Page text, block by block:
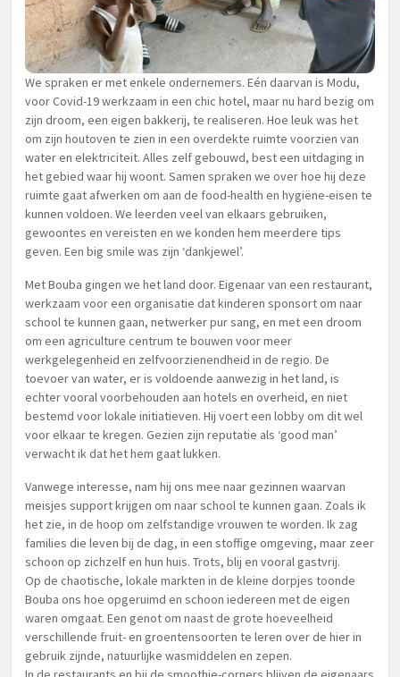
We spraken er met enkele ondernemers. Eén daarvan is Modu,
voor Covid-19 werkzaam in een chic hotel, maar nu hard bezig om
zijn droom, een eigen bakkerij, te realiseren. Hoe leuk was het
om zijn houtoven te zien in een overdekte ruimte voorzien van
water en elektriciteit. Alles zelf gebouwd, best een uitdaging in
het gebied waar hij woont. Samen spraken we over hoe hij deze
ruimte gaat afwerken om aan de food-health en hygiëne-eisen te
kunnen voldoen. We leerden veel van elkaars gebruiken,
gewoontes en vereisten en we konden hem meerdere tips
geven. Een big smile was zijn ‘dankjewel’.
Met Bouba gingen we het land door. Eigenaar van een restaurant,
werkzaam voor een organisatie dat kinderen sponsort om naar
school te kunnen gaan, netwerker pur sang, en met een droom
om een agriculture centrum te bouwen voor meer
werkgelegenheid en zelfvoorzienendheid in de regio. De
toevoer van water, er is voldoende aanwezig in het land, is
echter vooral voorbehouden aan hotels en overheid, en niet
bestemd voor lokale initiatieven. Hij voert een lobby om dit wel
voor elkaar te kregen. Gezien zijn reputatie als ‘good man’
verwacht ik dat het hem gaat lukken.
Vanwege interesse, nam hij ons mee naar gezinnen waarvan
meisjes support krijgen om naar school te kunnen gaan. Zoals ik
het zie, in de hoop om zelfstandige vrouwen te worden. Ik zag
families die leven bij de dag, in een stoffige omgeving, maar zeer
schoon op zichzelf en hun huis. Trots, blij en vooral gastvrij.
Op de chaotische, lokale markten in de kleine dorpjes toonde
Bouba ons hoe opgeruimd en schoon iedereen met de eigen
waren omgaat. Een genot om naast de grote hoeveelheid
verschillende fruit- en groentensoorten te leren over de hier in
gebruik zijnde, natuurlijke wasmiddelen en zepen.